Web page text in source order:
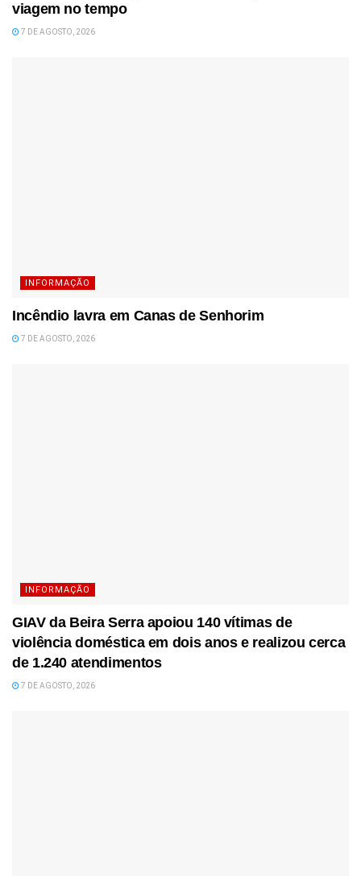
viagem no tempo
7 DE AGOSTO, 2026
INFORMAÇÃO
Incêndio lavra em Canas de Senhorim
7 DE AGOSTO, 2026
INFORMAÇÃO
GIAV da Beira Serra apoiou 140 vítimas de
violência doméstica em dois anos e realizou cerca
de 1.240 atendimentos
7 DE AGOSTO, 2026